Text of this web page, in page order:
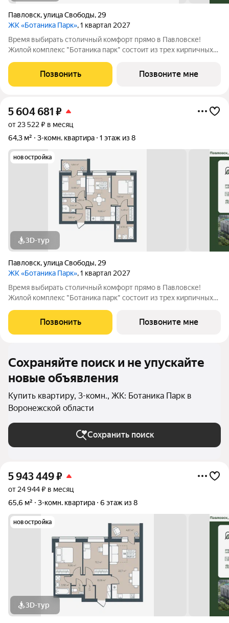
Павловск,улица Свободы, 29
ЖК «Ботаника Парк», 1 квартал 2027
Время выбирать столичный комфорт прямо в Павловске!
Жилой комплекс "Ботаника парк" состоит из трех кирпичных
дворовая территория обеспечивает безопасное пространство
для отдыха детей и взрослых, а
Позвонить Позвоните мне
5 604 681 ₽
от 23 522 ₽ в месяц
64,3 м²
3-комн. квартира 1 этаж из 8
новостройка
3D-тур
Павловск,улица Свободы, 29
ЖК «Ботаника Парк», 1 квартал 2027
Время выбирать столичный комфорт прямо в Павловске!
Жилой комплекс "Ботаника парк" состоит из трех кирпичных
дворовая территория обеспечивает безопасное пространство
для отдыха детей и взрослых, а
Позвонить Позвоните мне
Сохраняйте поиск и не упускайте
новые объявления
Купить квартиру, 3-комн., ЖК: Ботаника Парк в
Воронежской области
Сохранить поиск
5 943 449₽
от 24 944 ₽ в месяц
65,6 м²
3-комн. квартира 6 этаж из 8
новостройка
3D-тур